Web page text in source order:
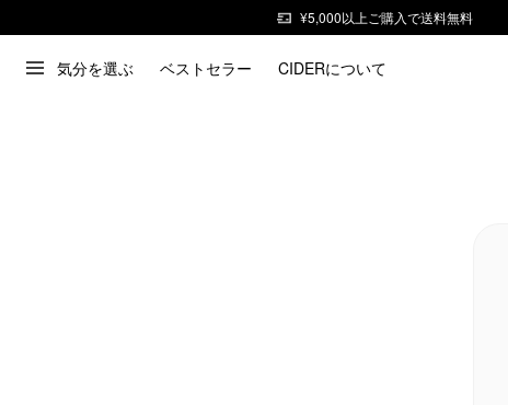
¥5,000以上ご購入で送料無料
気分を選ぶ ベストセラー CIDERについて